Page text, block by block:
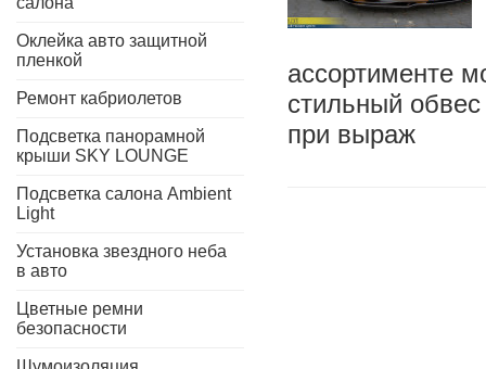
Оклейка авто защитной
пленкой
Ремонт кабриолетов
Подсветка панорамной
крыши SKY LOUNGE
Подсветка салона Ambient
Light
Установка звездного неба
в авто
Цветные ремни
безопасности
ассортименте
стильный
при выраж